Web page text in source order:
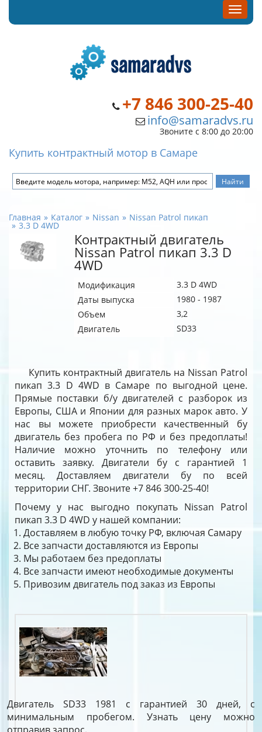
+7 846 300-25-40
info@samaradvs.ru
Звоните с 8:00 до 20:00
Купить контрактный мотор в Самаре
Главная Каталог Nissan Nissan Patrol пикап
3.3 D 4WD
Контрактный двигатель
Nissan Patrol пикап 3.3 D
4WD
Модификация
3.3 D 4WD
Даты выпуска
1980 - 1987
Объем
3,2
Двигатель
SD33
Купить контрактный двигатель на Nissan Patrol
пикап 3.3 D 4WD в Самаре по выгодной цене.
Прямые поставки б/у двигателей с разборок из
Европы, США и Японии для разных марок авто. У
нас вы можете приобрести качественный бу
двигатель без пробега по РФ и без предоплаты!
Наличие можно уточнить по телефону или
оставить заявку. Двигатели бу с гарантией 1
месяц. Доставляем двигатели бу по всей
территории СНГ. Звоните +7 846 300-25-40!
Почему у нас выгодно покупать Nissan Patrol
пикап 3.3 D 4WD у нашей компании:
Доставляем в любую точку РФ, включая Самару
Все запчасти доставляются из Европы
Мы работаем без предоплаты
Все запчасти имеют необходимые документы
Привозим двигатель под заказ из Европы
Двигатель SD33 1981 с гарантией 30 дней, с
минимальным пробегом. Узнать цену можно